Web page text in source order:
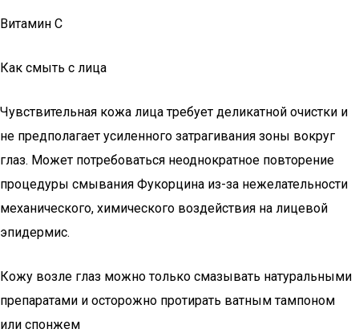
Витамин С
Как смыть с лица
Чувствительная кожа лица требует деликатной очистки и
не предполагает усиленного затрагивания зоны вокруг
глаз. Может потребоваться неоднократное повторение
процедуры смывания Фукорцина из-за нежелательности
механического, химического воздействия на лицевой
эпидермис.
Кожу возле глаз можно только смазывать натуральными
препаратами и осторожно протирать ватным тампоном
или спонжем